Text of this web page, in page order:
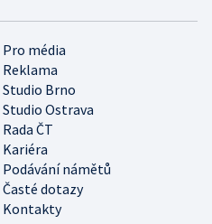
Pro média
Reklama
Studio Brno
Studio Ostrava
Rada ČT
Kariéra
Podávání námětů
Časté dotazy
Kontakty